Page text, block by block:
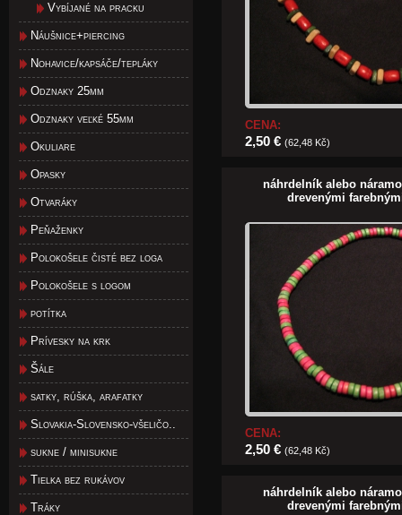
Vybíjané na pracku
Náušnice+piercing
Nohavice/kapsáče/tepláky
Odznaky 25mm
Odznaky veľké 55mm
Okuliare
Opasky
Otvaráky
Peňaženky
Polokošele čisté bez loga
Polokošele s logom
potítka
Prívesky na krk
Šále
satky, rúška, arafatky
Slovakia-Slovensko-všeličo..
sukne / minisukne
Tielka bez rukávov
Tráky
CENA:
2,50 € (62,48 Kč)
náhrdelník alebo
drevenými
CENA:
2,50 € (62,48 Kč)
náhrdelník alebo
drevenými